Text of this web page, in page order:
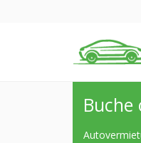
Buche